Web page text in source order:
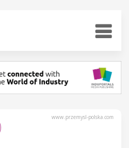
www.przemysl-polska.com